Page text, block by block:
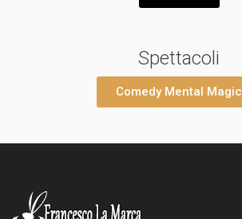
Spettacoli
Comedy Mental Magic